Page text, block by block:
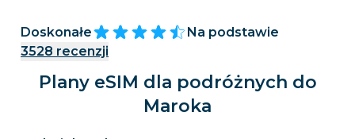
Doskonałe
Na podstawie
3528 recenzji
Plany eSIM dla podróżnych do
Maroka